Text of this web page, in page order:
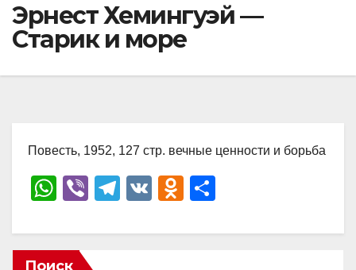
Эрнест Хемингуэй —
Старик и море
Повесть, 1952, 127 стр. вечные ценности и борьба
W
at
Vi
er
T
e
V
O
n
р
Поиск